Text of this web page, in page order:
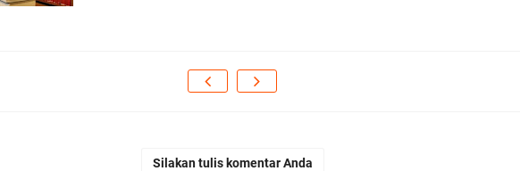
Silakan tulis komentar Anda